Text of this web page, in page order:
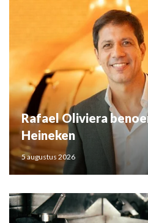
Rafael Oliviera
Heineken
5 augustus 2026